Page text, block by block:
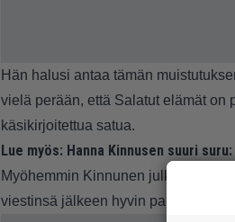
Hän halusi antaa tämän
vielä perään, että Salatut elämät on
käsikirjoitettua satua.
Lue myös: Hanna Kinnusen suuri
Myöhemmin Kinnunen julkaisi vielä
viestinsä jälkeen hyvin paljon